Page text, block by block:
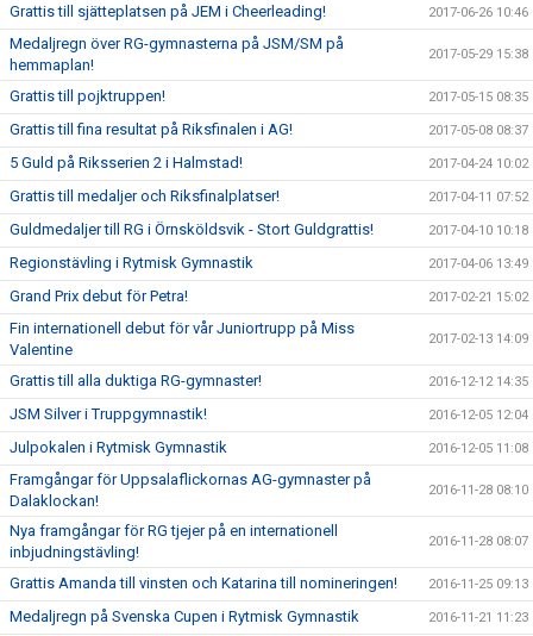
Grattis till sjätteplatsen på JEM i Cheerleading! 2017-06-26 10:46
Medaljregn över RG-gymnasterna på JSM/SM på
hemmaplan!
2017-05-29 15:38
Grattis till pojktruppen! 2017-05-15 08:35
Grattis till fina resultat på Riksfinalen i AG! 2017-05-08 08:37
5 Guld på Riksserien 2 i Halmstad! 2017-04-24 10:02
Grattis till medaljer och Riksfinalplatser! 2017-04-11 07:52
Guldmedaljer till RG i Örnsköldsvik - Stort Guldgrattis! 2017-04-10 10:18
Regionstävling i Rytmisk Gymnastik 2017-04-06 13:49
Grand Prix debut för Petra! 2017-02-21 15:02
Fin internationell debut för vår Juniortrupp på Miss
Valentine
2017-02-13 14:09
Grattis till alla duktiga RG-gymnaster! 2016-12-12 14:35
JSM Silver i Truppgymnastik! 2016-12-05 12:04
Julpokalen i Rytmisk Gymnastik 2016-12-05 11:08
Framgångar för Uppsalaflickornas AG-gymnaster på
Dalaklockan!
2016-11-28 08:10
Nya framgångar för RG tjejer på en internationell
inbjudningstävling!
2016-11-28 08:07
Grattis Amanda till vinsten och Katarina till nomineringen! 2016-11-25 09:13
Medaljregn på Svenska Cupen i Rytmisk Gymnastik 2016-11-21 11:23